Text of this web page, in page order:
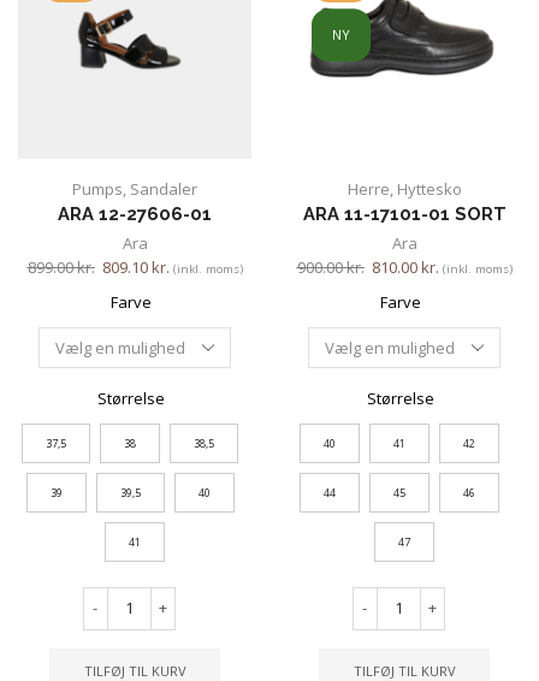
Pumps, Sandaler
ARA 12-27606-01
Ara
899.00kr. 809.10kr. (inkl. moms)
Farve
Størrelse
37,5 38 38,5
39 39,5 40
41
- +
TILFØJ TIL KURV
NY
Herre, Hyttesko
ARA 11-17101-01 SORT
Ara
900.00kr. 810.00kr. (inkl. moms)
Farve
Størrelse
40 41 42
44 45 46
47
- +
TILFØJ TIL KURV